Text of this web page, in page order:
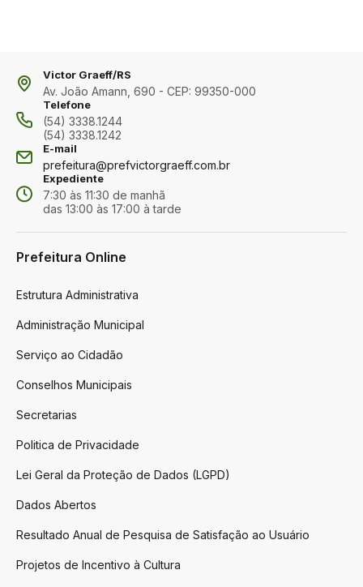
Victor Graeff/RS
Av. João Amann, 690 - CEP: 99350-000
Telefone
(54) 3338.1244
(54) 3338.1242
E-mail
prefeitura@prefvictorgraeff.com.br
Expediente
7:30 às 11:30 de manhã
das 13:00 às 17:00 à tarde
Prefeitura Online
Estrutura Administrativa
Administração Municipal
Serviço ao Cidadão
Conselhos Municipais
Secretarias
Politica de Privacidade
Lei Geral da Proteção de Dados (LGPD)
Dados Abertos
Resultado Anual de Pesquisa de Satisfação ao Usuário
Projetos de Incentivo à Cultura